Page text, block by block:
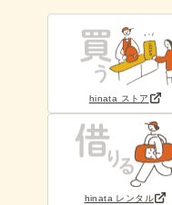
hinata ストア
hinata レンタル